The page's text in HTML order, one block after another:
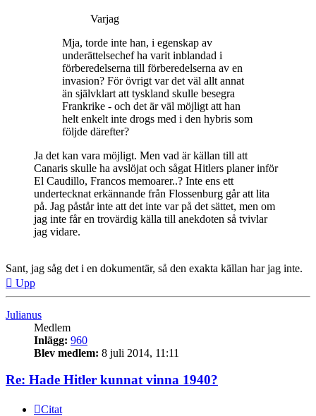
Varjag
Mja, torde inte han, i egenskap av
underättelsechef ha varit inblandad i
förberedelserna till förberedelserna av en
invasion? För övrigt var det väl allt annat
än självklart att tyskland skulle besegra
Frankrike - och det är väl möjligt att han
helt enkelt inte drogs med i den hybris som
följde därefter?
Ja det kan vara möjligt. Men vad är källan till att
Canaris skulle ha avslöjat och sågat Hitlers planer inför
El Caudillo, Francos memoarer..? Inte ens ett
undertecknat erkännande från Flossenburg går att lita
på. Jag påstår inte att det inte var på det sättet, men om
jag inte får en trovärdig källa till anekdoten så tvivlar
jag vidare.
Sant, jag såg det i en dokumentär, så den exakta källan har jag inte.
Upp
Julianus
Medlem
Inlägg: 960
Blev medlem: 8 juli 2014, 11:11
Re: Hade Hitler kunnat vinna 1940?
Citat